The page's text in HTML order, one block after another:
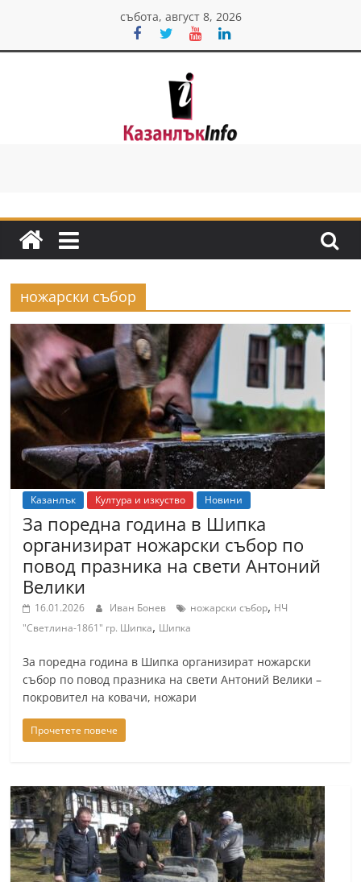
content
събота, август 8, 2026
Казанлък
Н
в
и
н
о
т
з
а
н
л
ъ
к
и
о
б
а
с
т
С
а
р
а
З
а
ножарски събор
Казанлък Култура и изкуство Новини
За поредна година в Шипка
организират ножарски събор по
повод празника на свети Антоний
Велики
16.01.2026 Иван Бонев ножарски събор, НЧ
"Светлина-1861" гр. Шипка, Шипка
За поредна година в Шипка организират ножарски
събор по повод празника на свети Антоний Велики –
покровител на ковачи, ножари
Прочетете повече